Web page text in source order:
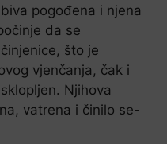
pogođena i njena
da se
što je
vjenčanja, čak i
Njihova
vatrena i činilo se-